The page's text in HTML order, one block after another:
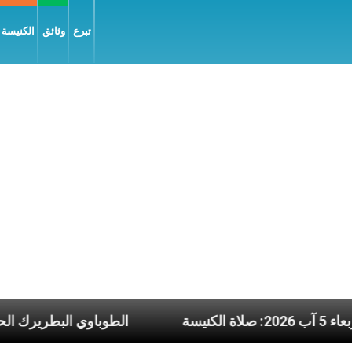
وثائق تبرع
نشرة يوم الأربعاء 5 آب 2026: صلاة الكنيسة